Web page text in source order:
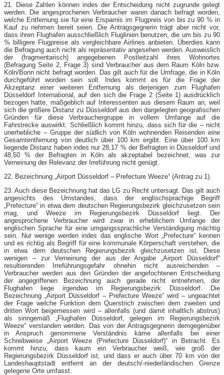
21. Diese Zahlen können indes der Entscheidung nicht zugrunde gelegt
werden. Die angesprochenen Verbraucher waren danach befragt worden,
welche Entfernung sie für eine Ersparnis im Flugpreis von bis zu 90 % in
Kauf zu nehmen bereit seien. Die Antragsgegnerin trägt aber nicht vor,
dass ihren Flughafen ausschließlich Fluglinien benutzen, die um bis zu 90
% billigere Flugpreise als vergleichbare Airlines anbieten. Überdies kann
die Befragung auch nicht als repräsentativ angesehen werden. Ausweislich
der (fragmentarisch) angegebenen Postleitzahl ihres Wohnortes
(Befragung Seite 2, Frage 3) sind Verbraucher aus dem Raum Köln bzw.
Köln/Bonn nicht befragt worden. Das gilt auch für die Umfrage, die in Köln
durchgeführt worden sein soll. Indes kommt es für die Frage der
Akzeptanz einer weiteren Entfernung als derjenigen zum Flughafen
Düsseldorf International, auf den sich die Frage 2 (Seite 1) ausdrücklich
bezogen hatte, maßgeblich auf Interessenten aus diesem Raum an, weil
sich die größere Distanz zu Düsseldorf aus den dargelegten geografischen
Gründen für diese Verbrauchergruppe in vollem Umfange auf die
Fahrstrecke auswirkt. Schließlich kommt hinzu, dass sich für die – nicht
unerhebliche – Gruppe der südlich von Köln wohnenden Reisenden eine
Gesamtentfernung von deutlich über 100 km ergibt. Eine über 100 km
liegende Distanz haben indes nur 28,17 % der Befragten in Düsseldorf und
48,50 % der Befragten in Köln als akzeptabel bezeichnet, was zur
Verneinung der Relevanz der Irreführung nicht genügt.
22. Bezeichnung „Airport Düsseldorf – Prefecture Weeze“ (Antrag zu 1).
23. Auch diese Bezeichnung hat das LG zu Recht untersagt. Das gilt auch
angesichts des Umstandes, dass der englischsprachige Begriff
„Prefecture“ in etwa dem deutschen Regierungsbezirk gleichzusetzen sein
mag, und Weeze im Regierungsbezirk Düsseldorf liegt. Der
angesprochene Verbraucher wird zwar in erheblichem Umfange der
englischen Sprache für eine umgangssprachliche Verständigung mächtig
sein. Nur wenige werden indes das englische Wort „Prefecture“ kennen
und es richtig als Begriff für eine kommunale Körperschaft verstehen, die
in etwa dem deutschen Regierungsbezirk gleichzusetzen ist. Diese
wenigen – zur Verneinung der aus der Angabe „Airport Düsseldorf“
resultierenden Irreführungsgefahr ohnehin nicht ausreichenden –
Verbraucher werden aus den Gründen der angefochtenen Entscheidung
der angegriffenen Bezeichnung auch gerade nicht entnehmen, der
Flughafen liege irgendwo im Regierungsbezirk Düsseldorf. Die
Bezeichnung „Airport Düsseldorf – Prefecture Weeze“ wird – ungeachtet
der Frage welche Funktion dem Querstrich zwischen dem zweiten und
dritten Wort beigemessen wird – allenfalls (und damit inhaltlich abstrus)
als sinngemäß „Flughafen Düsseldorf, gelegen im Regierungsbezirk
Weeze“ verstanden werden. Das von der Antragsgegnerin demgegenüber
in Anspruch genommene Verständnis käme allenfalls bei einer
Schreibweise „Airport Weeze (Prefecture Düsseldorf)“ in Betracht. Es
kommt hinzu, dass kaum ein Verbraucher weiß, wie groß der
Regierungsbezirk Düsseldorf ist, und dass er auch über 70 km von der
Landeshauptstadt entfernt an der deutsch/-niederländischen Grenze
gelegene Orte umfasst.